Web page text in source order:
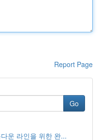
Report Page
Go
운 라인을 위한 완...